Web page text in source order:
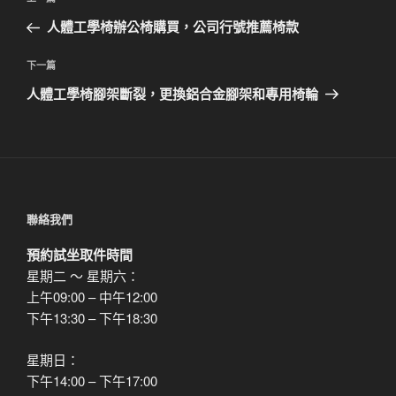
導
覽
一
文
章
人體工學椅辦公椅購買，公司行號推薦椅款
下
一
下一篇
人體工學椅腳架斷裂，更換鋁合金腳架和專用椅輪
聯絡我們
預約試坐取件時間
星期二 ～ 星期六：
上午09:00 – 中午12:00
下午13:30 – 下午18:30
星期日：
下午14:00 – 下午17:00